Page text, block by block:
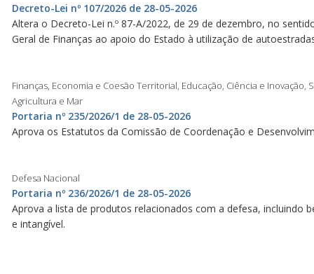
Decreto-Lei nº 107/2026 de 28-05-2026
Altera o Decreto-Lei n.º 87-A/2022, de 29 de dezembro, no
Geral de Finanças ao apoio do Estado à utilização de
Finanças, Economia e Coesão Territorial, Educação, Ciência e
Agricultura e Mar
Portaria nº 235/2026/1 de 28-05-2026
Aprova os Estatutos da Comissão de Coordenação e
Defesa Nacional
Portaria nº 236/2026/1 de 28-05-2026
Aprova a lista de produtos relacionados com a defesa, incluindo
e intangível.